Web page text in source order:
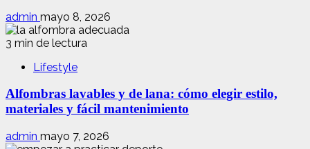
admin mayo 8, 2026
3 min de lectura
Lifestyle
Alfombras lavables y de lana: cómo elegir estilo,
materiales y fácil mantenimiento
admin mayo 7, 2026